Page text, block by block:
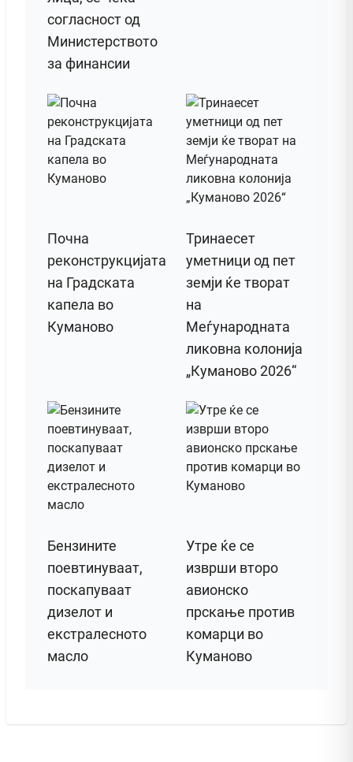
согласност од
Министерството
за финансии
Почна
реконструкцијата
на Градската
капела во
Куманово
Тринаесет
уметници од пет
земји ќе творат
на
Меѓународната
ликовна колонија
„Куманово 2026“
Бензините
поевтинуваат,
поскапуваат
дизелот и
екстралесното
масло
Утре ќе се
изврши второ
авионско
прскање против
комарци во
Куманово